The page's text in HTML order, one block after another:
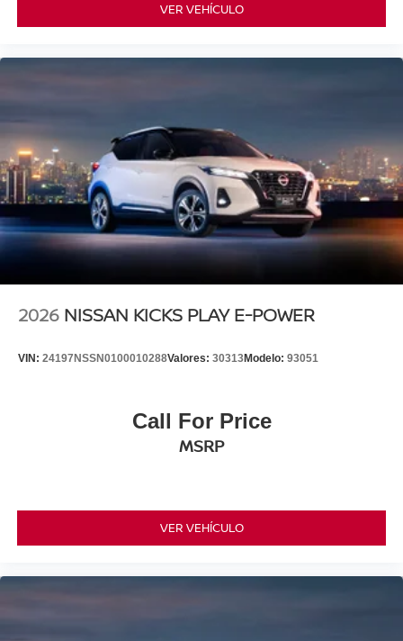
VER VEHÍCULO
2026 NISSAN KICKS PLAY E-POWER
VIN: 24197NSSN0100010288Valores: 30313Modelo: 93051
Call For Price
MSRP
VER VEHÍCULO